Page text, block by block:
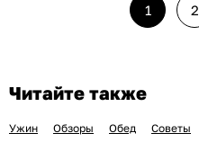
1 2
Читайте также
Ужин Обзоры Обед Советы